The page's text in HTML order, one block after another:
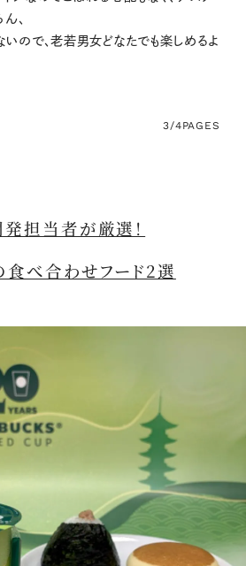
、
いので、老若男女どなたでも楽しめるよ
3/4PAGES
担当者が厳選！
食べ合わせフード2選